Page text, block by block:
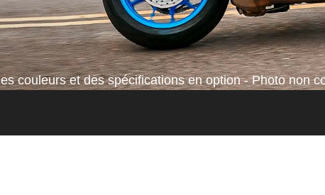
couleurs et des spécifications en option - Photo non